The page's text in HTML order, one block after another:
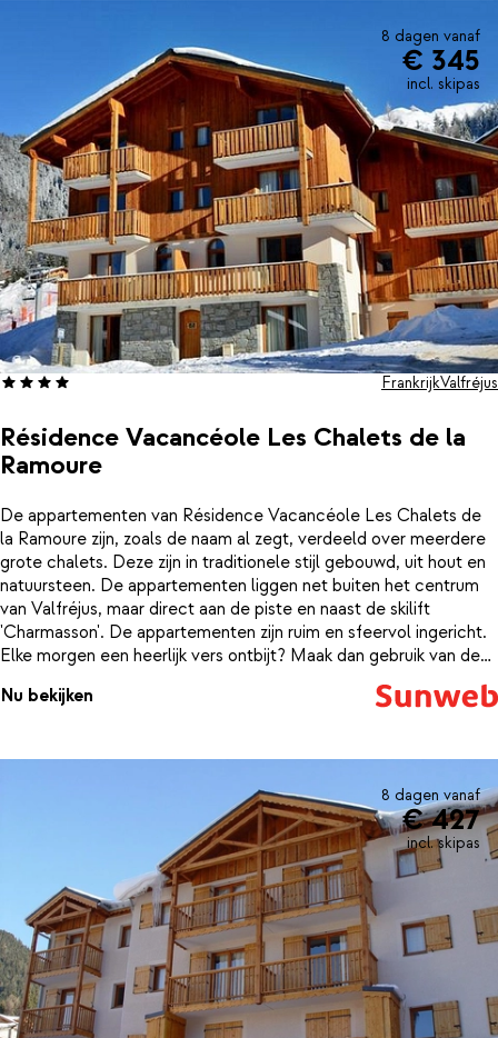
8 dagen vanaf
€ 345
incl. skipas
Résidence Vacancéole Les Chalets de la
Ramoure
FrankrijkValfréjus
De appartementen van Résidence Vacancéole Les Chalets de
la Ramoure zijn, zoals de naam al zegt, verdeeld over meerdere
grote chalets. Deze zijn in traditionele stijl gebouwd, uit hout en
natuursteen. De appartementen liggen net buiten het centrum
van Valfréjus, maar direct aan de piste en naast de skilift
'Charmasson'. De appartementen zijn ruim en sfeervol ingericht.
Elke morgen een heerlijk vers ontbijt? Maak dan gebruik van de
broodjesservice en geniet van vers gebakken broodjes, die al
voor je klaar liggen bij de receptie. Dat is nog eens een goed
keuken of slenter door de pittoreske straatjes.
Nu bekijken
8 dagen vanaf
€ 427
incl. skipas